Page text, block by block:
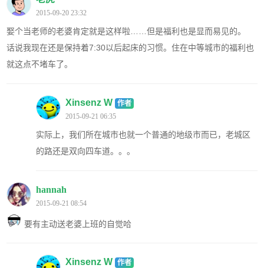
2015-09-20 23:32
娶个当老师的老婆肯定就是这样啦……但是福利也是显而易见的。
话说我现在还是保持着7:30以后起床的习惯。住在中等城市的福利也
就这点不堵车了。
Xinsenz W 作者
2015-09-21 06:35
实际上，我们所在城市也就一个普通的地级市而已，老城区
的路还是双向四车道。。。
hannah
2015-09-21 08:54
要有主动送老婆上班的自觉哈
Xinsenz W 作者